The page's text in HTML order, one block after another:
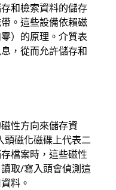
和檢索資料的儲存
。這些設備依賴磁
）的原理。介質表
，從而允許儲存和
性方向來儲存資
頭磁化磁碟上代表二
檔案時，這些磁性
取/寫入頭會偵測這
料。